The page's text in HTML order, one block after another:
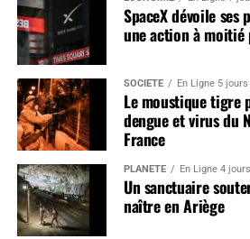
SpaceX dévoile ses
une action à moitié
SOCIÉTÉ En Ligne 5 jours
Le moustique tigre
dengue et virus du
France
PLANÈTE En Ligne 4 jours
Un sanctuaire
naître en Ariège